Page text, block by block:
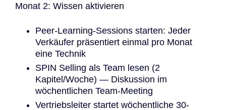
Monat 2: Wissen aktivieren
Peer-Learning-Sessions starten: Jeder
Verkäufer präsentiert einmal pro Monat
eine Technik
SPIN Selling als Team lesen (2
Kapitel/Woche) — Diskussion im
wöchentlichen Team-Meeting
Vertriebsleiter startet wöchentliche 30-